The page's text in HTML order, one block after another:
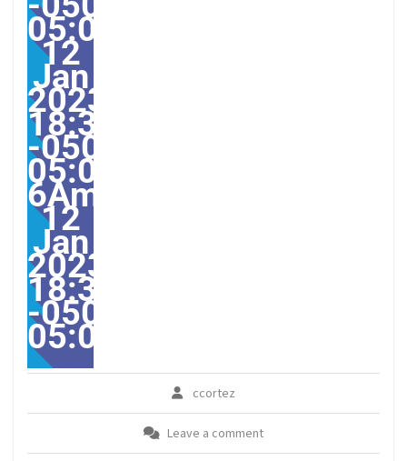
05:001831#/31Thu,
12
Jan
2023
18:37:18
-0500-
05:00-
6America/
12
Jan
2023
18:37:18
-0500-
05:00America/
ccortez
Leave a comment